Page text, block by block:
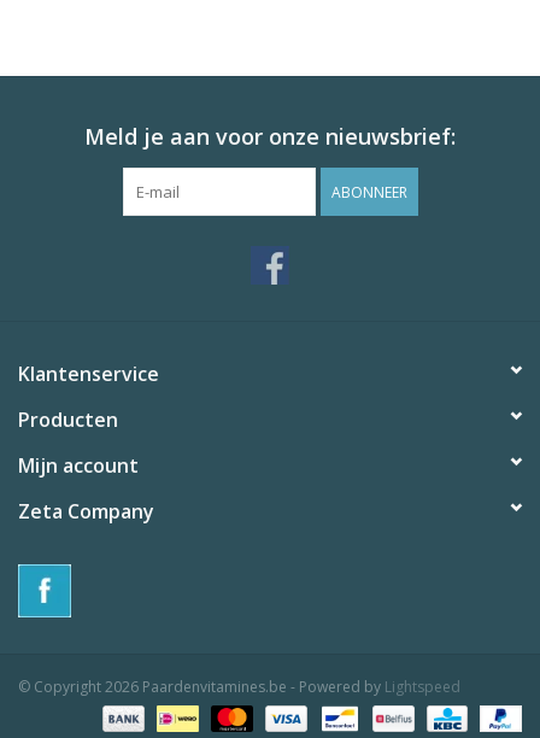
Meld je aan voor onze nieuwsbrief:
ABONNEER
Klantenservice
Producten
Mijn account
Zeta Company
© Copyright 2026 Paardenvitamines.be - Powered by Lightspeed